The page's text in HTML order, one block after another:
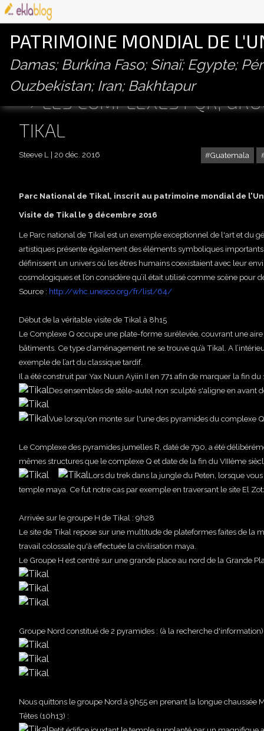
PATRIMOINE MONDIAL DE
Damas; Burkina Faso; Sinaï; Egypte;
Ouzbekistan; Iran; Bakhtapur
LES COMPLEXES PQR,
TIKAL
Guatemala
Steeve L 20 déc. 2016
Parc National de Tikal, inscrit au patrimoine mondial de
Visite de Tikal le 9 décembre 2016
Le Parc national de Tikal est un exemple exceptionnel de l'art et du
artistiques présente également des éléments symboliques
définissent un univers où les êtres humains coexistaient avec leur
cosmologiques et l’on considère qu’il était utilisé comme scène pour
Source : http://whc.unesco.org/fr/list/64/
Début de la véritable visite de Tikal à 8h15
Le Complexe Q occupe une plate-forme surélevée, couvrant une
bâtiments. Ce type d’aménagement ne se trouve qu’à Tikal. A
exemple de l’art du classique tardif.
Il a été construit par Yax Nuun Ayiin II en 771 afin de marquer la fin du
Des ensembles de stèle-autel non sculpté s'aligne en avant
Vue lorsqu'on monte sur l'une des pyramides du complexe
Le Complexe des pyramides jumelles R, daté de 790, a été
mêmes structures que le complexe Q et date de la fin du VIIIème
Lors du trek dans la jungle du Peten, lorsque
temple maya. Ce fut notre cas par exemple en traversant le site El
Arrivée sur le groupe H de Tikal : 9h28
Le site de Tikal repose sur une multitude de plateformes faites de
travail colossale qu'à effectuée la civilisation maya.
Le Groupe H est centré sur une grande place au nord de la Grande
Groupe Nord constitué de 2 pyramides : (à la recherche d'information)
Nous quittons le groupe Nord à 9h55 en prenant la longue
Têtes (10h13) :